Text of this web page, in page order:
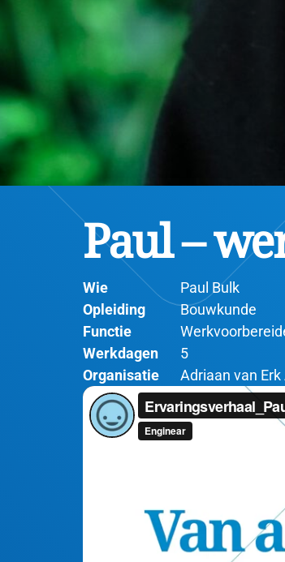
Paul –
Wie
Paul Bulk
Opleiding
Bouwkunde
Functie
Werkdagen
5
Organisatie
Adriaan van